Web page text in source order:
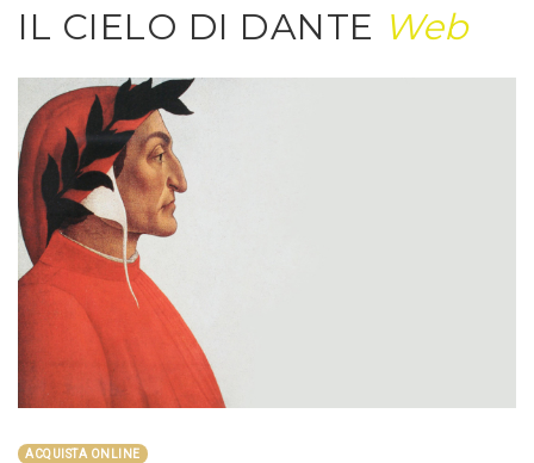
IL CIELO DI DANTE Web
ACQUISTA ONLINE